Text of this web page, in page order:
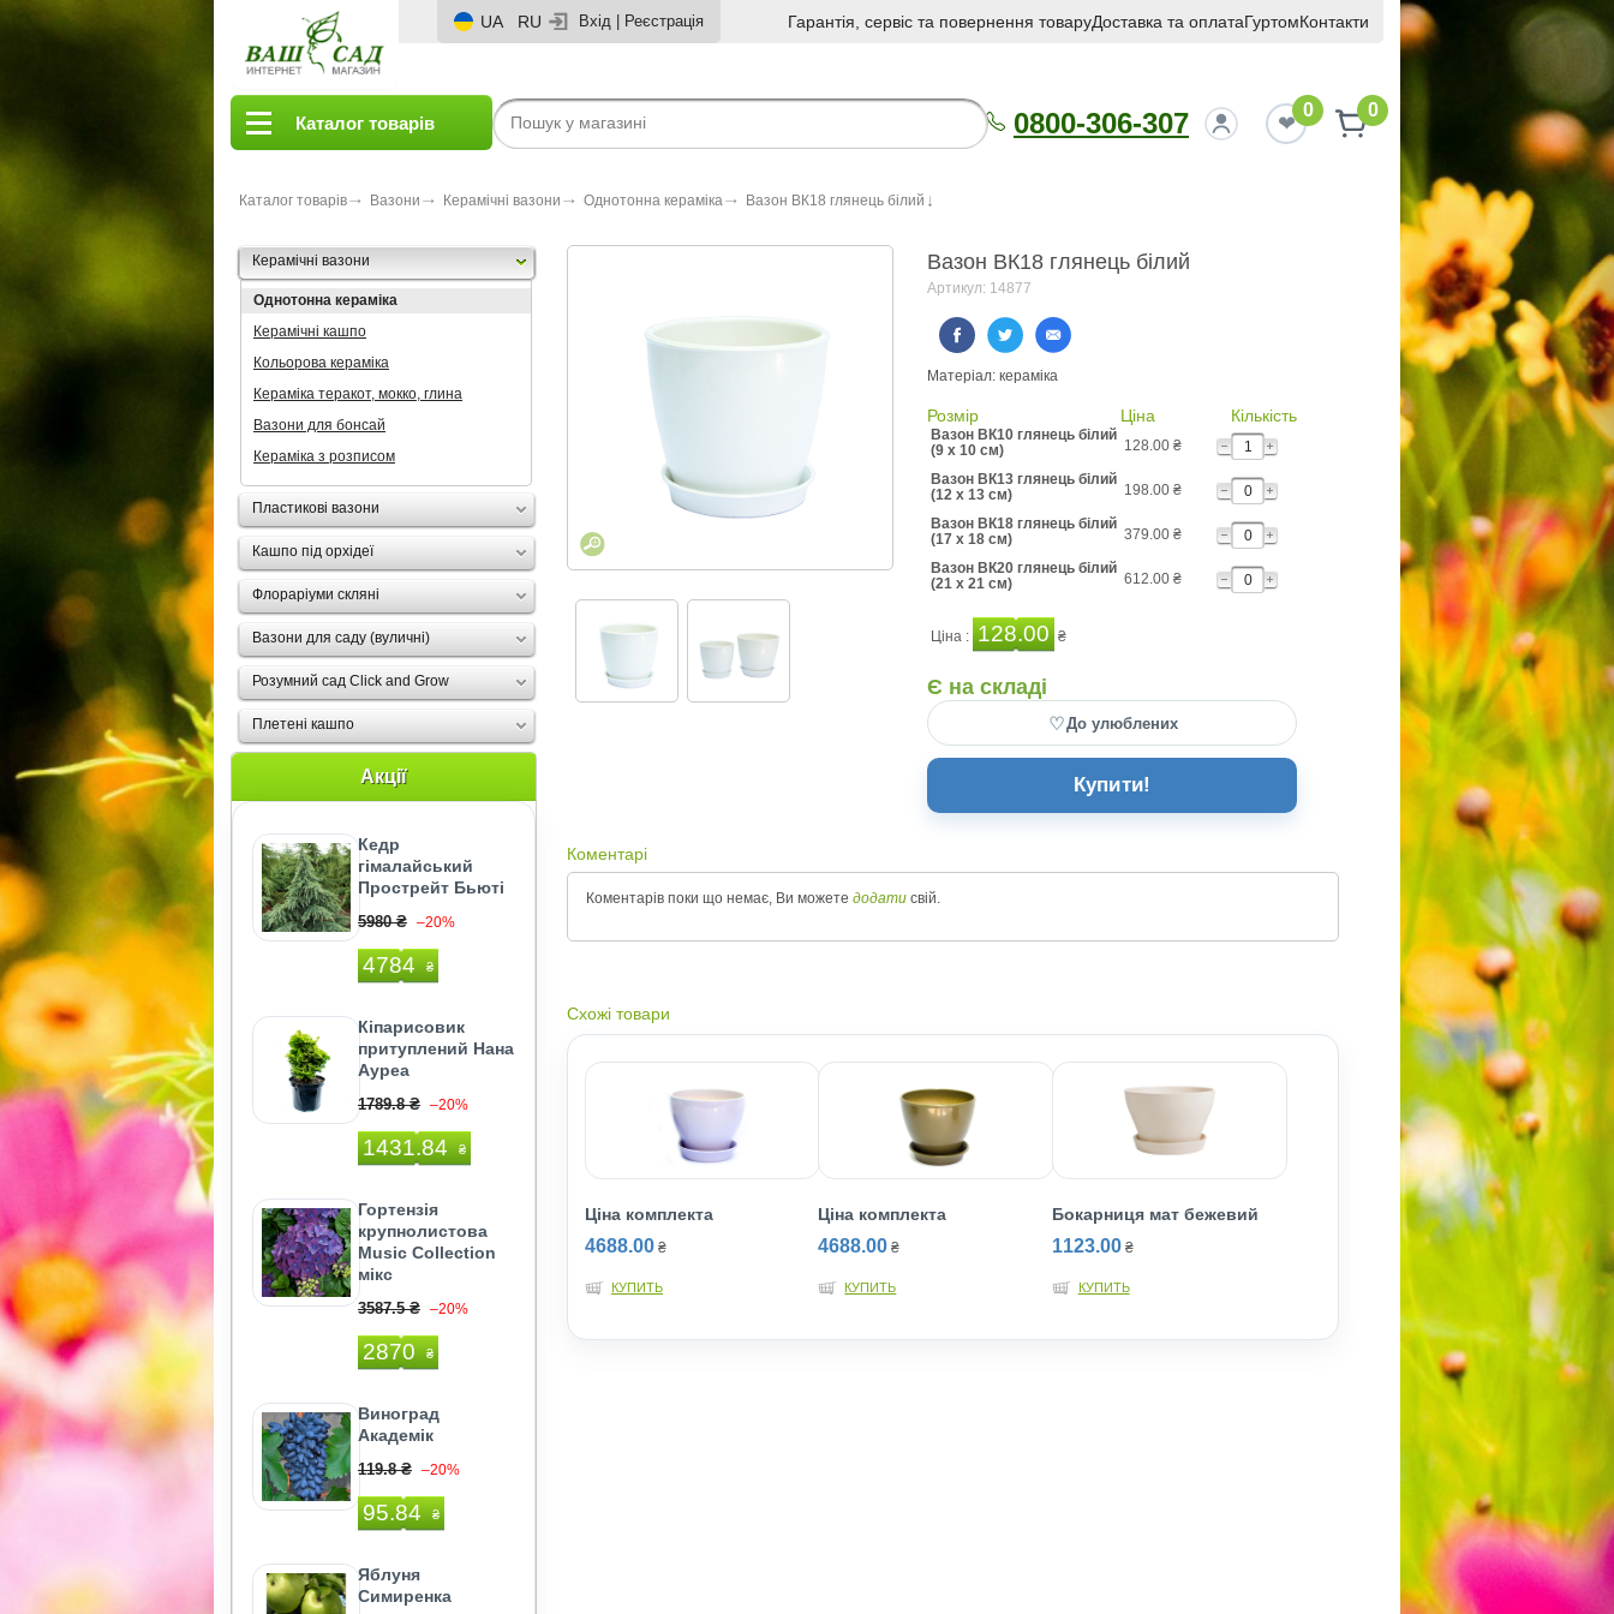
UA RU Вхід Реєстрація Гарантія, сервіс та повернення товаруДоставка та оплатаГуртомКонтакти
Каталог товарів 0800-306-307 0 0
Каталог товарів Вазони Керамічні вазони Однотонна кераміка Вазон ВК18 глянець білий
Керамічні вазони
Однотонна кераміка
Керамічні кашпо
Кольорова кераміка
Кераміка теракот, мокко, глина
Вазони для бонсай
Кераміка з розписом
Пластикові вазони
Кашпо під орхідеї
Флораріуми скляні
Вазони для саду (вуличні)
Розумний сад Click and Grow
Плетені кашпо
Акції
Кедр
гімалайський
Прострейт Бьюті
5980 ₴ –20%
4784 ₴
Кіпарисовик
притуплений Нана
Ауреа
1789.8 ₴ –20%
1431.84 ₴
Гортензія
крупнолистова
Music Collection
мікс
3587.5 ₴ –20%
2870 ₴
Виноград
Академік
119.8 ₴ –20%
95.84 ₴
Яблуня
Симиренка
Вазон ВК18 глянець білий
Артикул: 14877
Матеріал: кераміка
Розмір Ціна Кількість
Вазон ВК10 глянець білий
(9 x 10 см)
128.00 ₴
Вазон ВК13 глянець білий
(12 x 13 см)
198.00 ₴
Вазон ВК18 глянець білий
(17 x 18 см)
379.00 ₴
Вазон ВК20 глянець білий
(21 x 21 см)
612.00 ₴
Ціна : 128.00 ₴
Є на складі
♡До улюблених
Купити!
Коментарі
Коментарів поки що немає, Ви можете додати свій.
Схожі товари
Ціна комплекта
4688.00 ₴
КУПИТЬ
Ціна комплекта
4688.00 ₴
КУПИТЬ
Бокарниця мат бежевий
1123.00 ₴
КУПИТЬ